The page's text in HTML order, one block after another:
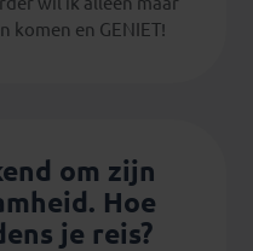
komen en GENIET!
om zijn
Hoe
je reis?